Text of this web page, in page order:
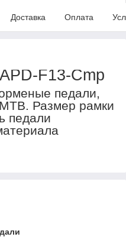
Доставка Оплата
F13-Cmp
педали,
Размер рамки
педали